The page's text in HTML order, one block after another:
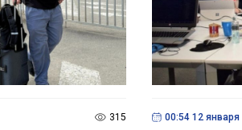
315 00:54 12 января